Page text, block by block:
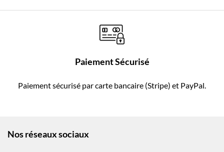
Paiement Sécurisé
Paiement sécurisé par carte bancaire (Stripe) et PayPal.
Nos réseaux sociaux